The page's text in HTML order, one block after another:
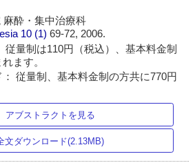
麻酔・集中治療科
10 (1)69-72, 2006.
従量制は110円（税込）、基本料金制
ます。
従量制、基本料金制の方共に770円
アブストラクトを見る
文ダウンロード(2.13MB)